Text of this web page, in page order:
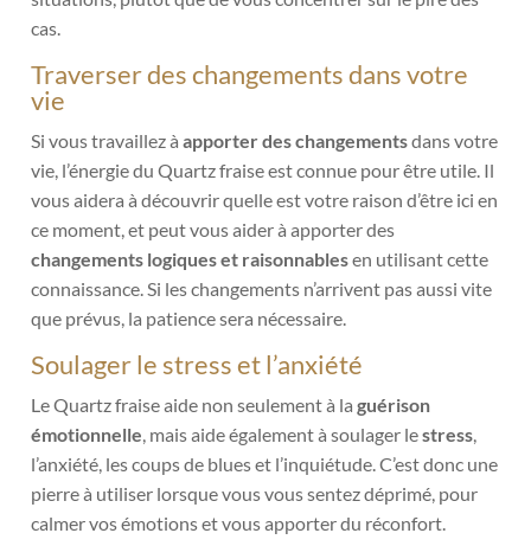
cas.
Traverser des changements dans votre
vie
Si vous travaillez àapporter des changementsdans votre
vie, l’énergie du Quartz fraise est connue pour être utile. Il
vous aidera à découvrir quelle est votre raison d’être ici en
ce moment, et peut vous aider à apporter des
changements logiques et raisonnablesen utilisant cette
connaissance. Si les changements n’arrivent pas aussi vite
que prévus, la patience sera nécessaire.
Soulager le stress et l’anxiété
Le Quartz fraise aide non seulement à laguérison
émotionnelle, mais aide également à soulager lestress,
l’anxiété, les coups de blues et l’inquiétude. C’est donc une
pierre à utiliser lorsque vous vous sentez déprimé, pour
calmer vos émotions et vous apporter du réconfort.